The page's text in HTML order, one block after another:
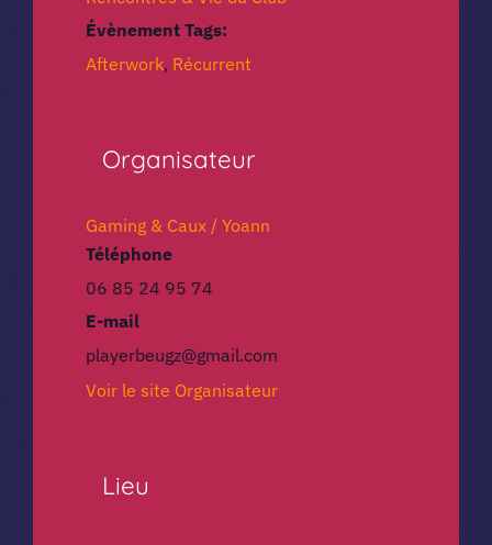
Évènement Tags:
Afterwork, Récurrent
Organisateur
Gaming & Caux / Yoann
Téléphone
06 85 24 95 74
E-mail
playerbeugz@gmail.com
Voir le site Organisateur
Lieu